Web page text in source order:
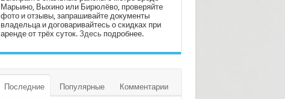
Марьино, Выхино или Бирюлёво, проверяйте
фото и отзывы, запрашивайте документы
владельца и договаривайтесь о скидках при
аренде от трёх суток. Здесьподробнее.
Последние Популярные Комментарии